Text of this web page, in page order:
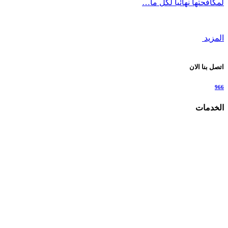
لمكافحتها نهائيا لكل ما…
المزيد
اتصل بنا الان
966
الخدمات